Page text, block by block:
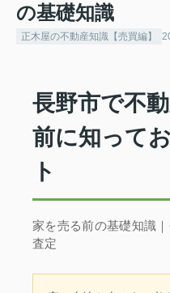
の基礎知識
正木屋の不動産知識【売買編】
長野市で不
前に知って
ト
家を売る前の基礎知識
査定